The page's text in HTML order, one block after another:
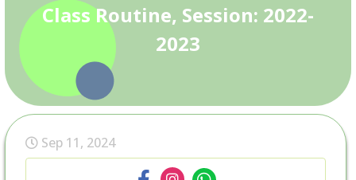
Class Routine, Session: 2022-
2023
Sep 11, 2024